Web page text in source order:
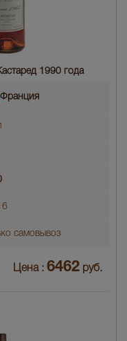
1990 года
Франция
самовывоз
Цена : 6462 руб.